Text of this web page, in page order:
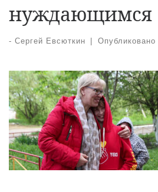
нуждающимся
- Сергей Евсюткин Опубликовано